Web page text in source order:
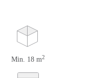
Min. 18 m2